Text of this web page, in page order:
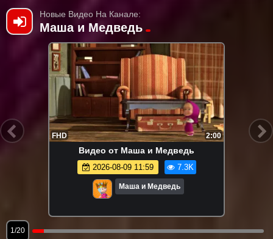
Новые Видео На Канале:
Маша и Медведь
FHD 2:00
Видео от Маша и Медведь
2026-08-09 11:59 7.3K
Маша и Медведь
1/20